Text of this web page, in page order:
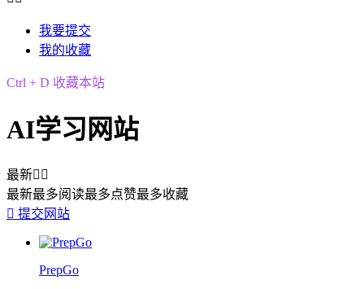
我要提交
我的收藏
Ctrl + D 收藏本站
AI学习网站
最新 
最新最多阅读最多点赞最多收藏
 提交网站
PrepGo